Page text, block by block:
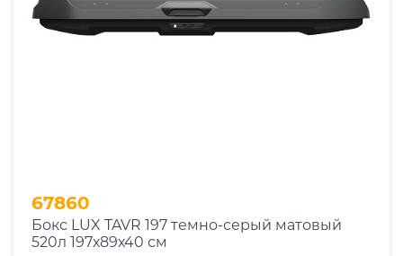
67860
Бокс LUX TAVR 197 темно-серый матовый
520л 197х89х40 см